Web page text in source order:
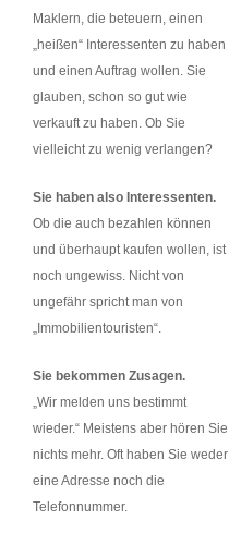
Maklern, die beteuern, einen
„heißen“ Interessenten zu haben
und einen Auftrag wollen. Sie
glauben, schon so gut wie
verkauft zu haben. Ob Sie
vielleicht zu wenig verlangen?
Sie haben also Interessenten.
Ob die auch bezahlen können
und überhaupt kaufen wollen, ist
noch ungewiss. Nicht von
ungefähr spricht man von
„Immobilientouristen“.
Sie bekommen Zusagen.
„Wir melden uns bestimmt
wieder.“ Meistens aber hören Sie
nichts mehr. Oft haben Sie weder
eine Adresse noch die
Telefonnummer.